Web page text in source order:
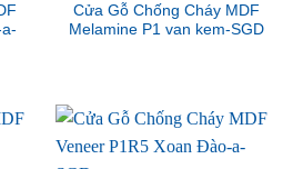
Cửa Gỗ Chống Cháy MDF
Melamine P1 van kem-SGD